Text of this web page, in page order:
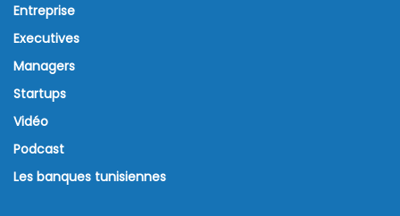
Entreprise
Executives
Managers
Startups
Vidéo
Podcast
Les banques tunisiennes